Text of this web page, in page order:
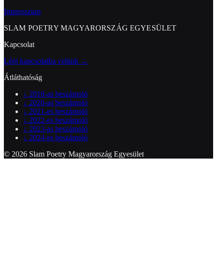
Impresszum
SLAM POETRY MAGYARORSZÁG EGYESÜLET
Kapcsolat
Lépj kapcsolatba velünk →
Átláthatóság
↓ 2018-as beszámoló
↓ 2020-as beszámoló
↓ 2021-es beszámoló
↓ 2022-es beszámoló
↓ 2023-as beszámoló
↓ 2024-es beszámoló
© 2026 Slam Poetry Magyarország Egyesület